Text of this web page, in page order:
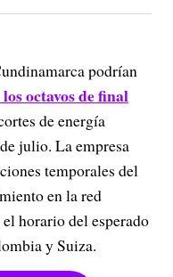
podrían
los octavos de final
de energía
julio. La empresa
temporales del
en la red
horario del esperado
y Suiza.